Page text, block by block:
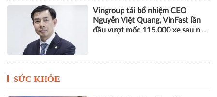
Vingroup tái bổ nhiệm CEO
Nguyễn Việt Quang, VinFast lần
đầu vượt mốc 115.000 xe sau nửa
SỨC KHỎE